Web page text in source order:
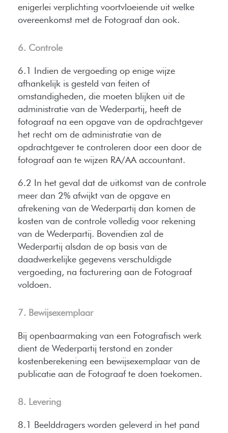
enigerlei verplichting voortvloeiende uit welke
overeenkomst met de Fotograaf dan ook.
6. Controle
6.1 Indien de vergoeding op enige wijze
afhankelijk is gesteld van feiten of
omstandigheden, die moeten blijken uit de
administratie van de Wederpartij, heeft de
fotograaf na een opgave van de opdrachtgever
het recht om de administratie van de
opdrachtgever te controleren door een door de
fotograaf aan te wijzen RA/AA accountant.
6.2 In het geval dat de uitkomst van de controle
meer dan 2% afwijkt van de opgave en
afrekening van de Wederpartij dan komen de
kosten van de controle volledig voor rekening
van de Wederpartij. Bovendien zal de
Wederpartij alsdan de op basis van de
daadwerkelijke gegevens verschuldigde
vergoeding, na facturering aan de Fotograaf
voldoen.
7. Bewijsexemplaar
Bij openbaarmaking van een Fotografisch werk
dient de Wederpartij terstond en zonder
kostenberekening een bewijsexemplaar van de
publicatie aan de Fotograaf te doen toekomen.
8. Levering
8.1 Beelddragers worden geleverd in het pand